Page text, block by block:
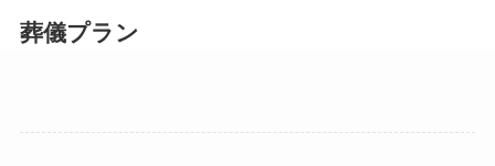
葬儀プラン